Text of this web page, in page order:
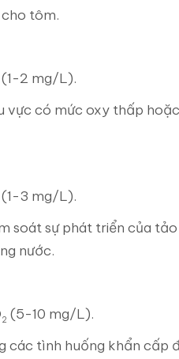
tôm.
(1-2 mg/L).
vực có mức oxy thấp
(1-3 mg/L).
soát sự phát triển của
nước.
2 (5-10 mg/L).
các tình huống khẩn cấp